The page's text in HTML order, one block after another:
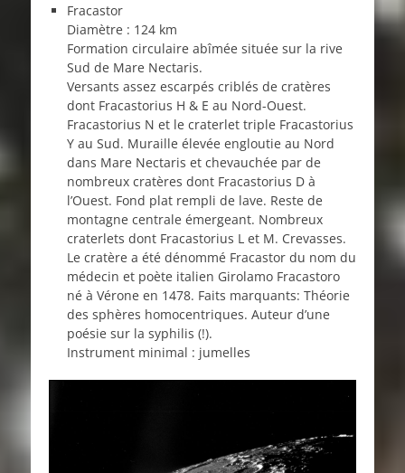
Fracastor
Diamètre : 124 km
Formation circulaire abîmée située sur la rive
Sud de Mare Nectaris.
Versants assez escarpés criblés de cratères
dont Fracastorius H & E au Nord-Ouest.
Fracastorius N et le craterlet triple Fracastorius
Y au Sud. Muraille élevée engloutie au Nord
dans Mare Nectaris et chevauchée par de
nombreux cratères dont Fracastorius D à
l’Ouest. Fond plat rempli de lave. Reste de
montagne centrale émergeant. Nombreux
craterlets dont Fracastorius L et M. Crevasses.
Le cratère a été dénommé Fracastor du nom du
médecin et poète italien Girolamo Fracastoro
né à Vérone en 1478. Faits marquants: Théorie
des sphères homocentriques. Auteur d’une
poésie sur la syphilis (!).
Instrument minimal : jumelles